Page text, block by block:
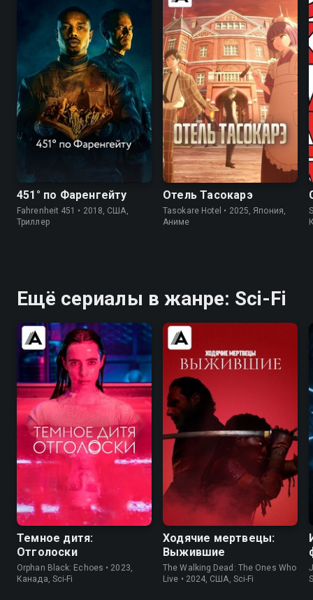
451° по Фаренгейту
Fahrenheit 451 • 2018, США,
Триллер
7.9 6.6
Отель Тасокарэ
Tasokare Hotel • 2025, Япония,
Аниме
Ещё сериалы в жанре: Sci-Fi
7.0 6.4
Темное дитя:
Отголоски
Orphan Black: Echoes • 2023,
Канада, Sci-Fi
7.5 7.7
Ходячие мертвецы:
Выжившие
The Walking Dead: The Ones Who
Live • 2024, США, Sci-Fi